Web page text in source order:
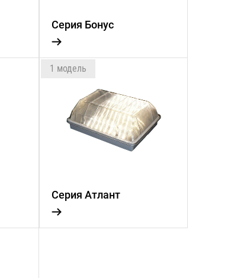
Серия Бонус
1 модель
Серия Атлант